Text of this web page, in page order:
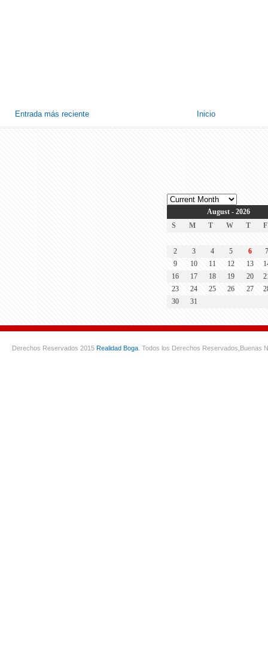
Entrada más reciente Inicio
August - 2026
S
M T W T F
2 3 4 5 6
9
10 11 12 13
16
17 18 19 20
23
24 25 26 27
30
31
Derechos Reservados 2015 Realidad Boga . Todos los Derechos Reservados, Buenas